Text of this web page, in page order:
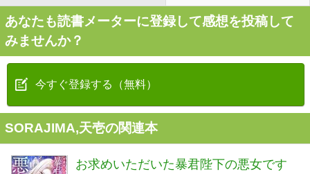
あなたも読書メーターに登録して感想を投稿して
みませんか？
今すぐ登録する（無料）
SORAJIMA,天壱の関連本
お求めいただいた暴君陛下の悪女です